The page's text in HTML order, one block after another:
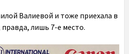
Валиевой и тоже приехала в
лишь 7-е место.